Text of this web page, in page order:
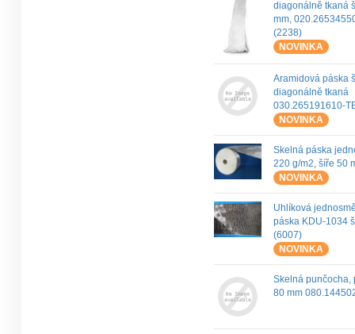
diagonálně tkaná
mm,
(2238)
NOVINKA
Aramidová páska
diagonálně tkaná
030.265191610-
NOVINKA
Skelná páska
220 g/m2, šíře 50
NOVINKA
Uhlíková
páska KDU-1034
(6007)
NOVINKA
Skelná punčocha,
80 mm